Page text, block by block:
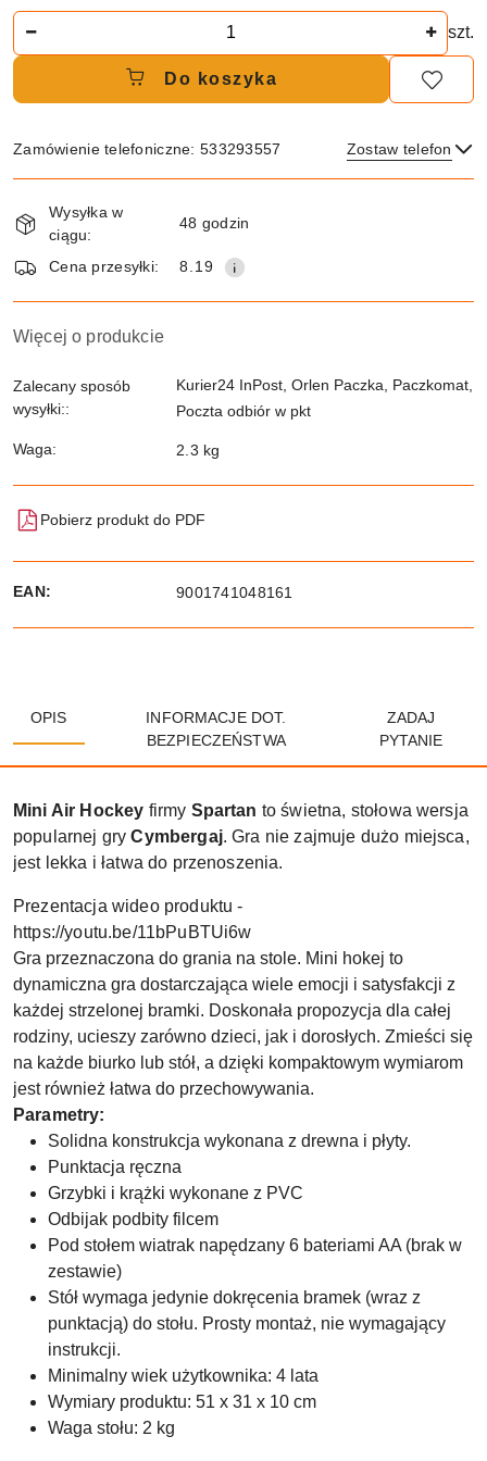
szt.
Do koszyka
Zamówienie telefoniczne: 533293557 Zostaw telefon
i
dostawa
Wysyłka w
ciągu:
48 godzin
Cena przesyłki: 8.19
Więcej o produkcie
Zalecany sposób
wysyłki::
Kurier24 InPost, Orlen Paczka, Paczkomat,
Poczta odbiór w pkt
Waga: 2.3 kg
Pobierz produkt do PDF
EAN: 9001741048161
OPIS
INFORMACJE DOT.
BEZPIECZEŃSTWA
ZADAJ
PYTANIE
Mini Air Hockey firmy Spartan to świetna, stołowa wersja
popularnej gryCymbergaj. Gra nie zajmuje dużo miejsca,
jest lekka i łatwa do przenoszenia.
Prezentacja wideo produktu -
https://youtu.be/11bPuBTUi6w
Gra przeznaczona do grania na stole. Mini hokej to
dynamiczna gra dostarczająca wiele emocji i satysfakcji z
każdej strzelonej bramki. Doskonała propozycja dla całej
rodziny, ucieszy zarówno dzieci, jak i dorosłych. Zmieści się
na każde biurko lub stół, a dzięki kompaktowym wymiarom
jest również łatwa do przechowywania.
Parametry:
Solidna konstrukcja wykonana z drewna i płyty.
Punktacja ręczna
Grzybki i krążki wykonane z PVC
Odbijak podbity filcem
Pod stołem wiatrak napędzany 6 bateriami AA (brak w
zestawie)
Stół wymaga jedynie dokręcenia bramek (wraz z
punktacją) do stołu. Prosty montaż, nie wymagający
instrukcji.
Minimalny wiek użytkownika: 4 lata
Wymiary produktu: 51 x 31 x 10 cm
Waga stołu: 2 kg